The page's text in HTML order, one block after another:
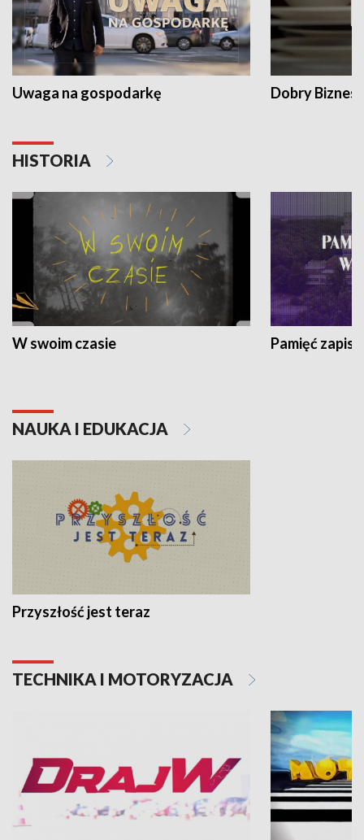
Uwaga na gospodarkę Dobry Biznes
HISTORIA
W swoim czasie Pamięć
NAUKA I EDUKACJA
Przyszłość jest teraz
TECHNIKA I MOTORYZACJA